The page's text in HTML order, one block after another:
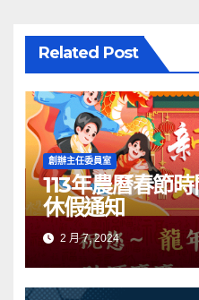
覽
Related Post
創辦主任委員室
113年農曆春節
休假通知
2 月 7, 2024